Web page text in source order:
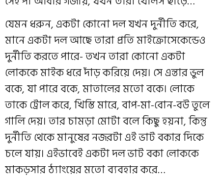
যেমন ধরুন, একটা কোনো দল যখন দুর্নীতি করে,
মানে একটা দল আছে তারা প্রতি মাইক্রোসেকেন্ডেও
দুর্নীতি করতে পারে- তখন তারা কোনো একটা
লোককে মাইক ধরে দাঁড় করিয়ে দেয়। সে এন্তার ভুল
বকে, যা পারে বকে, মাতালের মতো বকে। লোকে
তাকে ট্রোল করে, খিস্তি মারে, বাপ-মা-বোন-বউ তুলে
গালি দেয়। তার চামড়া মোটা বলে কিছু হয়না, কিন্তু
দুর্নীতি থেকে মানুষের নজরটা এই ভাট বকার দিকে
চলে যায়। এইভাবেই একটা দল ভাট বকা লোককে
মাকড়সার ঠ্যাংয়ের মতো ব্যবহার করে…